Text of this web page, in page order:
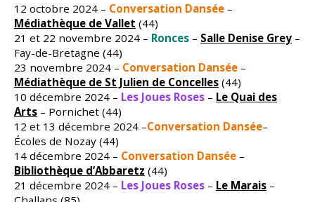
12 octobre 2024 – Conversation Dansée –
Médiathèque de Vallet (44)
21 et 22 novembre 2024 – Ronces – Salle Denise Grey –
Fay-de-Bretagne (44)
23 novembre 2024 – Conversation Dansée –
Médiathèque de St Julien de Concelles (44)
10 décembre 2024 – Les Joues Roses – Le Quai des
Arts – Pornichet (44)
12 et 13 décembre 2024 –Conversation Dansée–
Écoles de Nozay (44)
14 décembre 2024 – Conversation Dansée –
Bibliothèque d’Abbaretz (44)
21 décembre 2024 – Les Joues Roses – Le Marais –